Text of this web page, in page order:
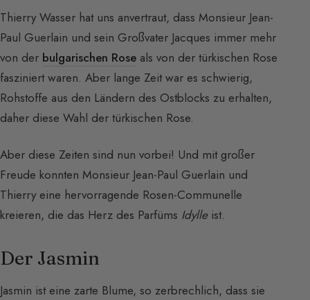
Thierry Wasser hat uns anvertraut, dass Monsieur Jean-
Paul Guerlain und sein Großvater Jacques immer mehr
von der bulgarischen Rose als von der türkischen Rose
fasziniert waren. Aber lange Zeit war es schwierig,
Rohstoffe aus den Ländern des Ostblocks zu erhalten,
daher diese Wahl der türkischen Rose.
Aber diese Zeiten sind nun vorbei! Und mit großer
Freude konnten Monsieur Jean-Paul Guerlain und
Thierry eine hervorragende Rosen-Communelle
kreieren, die das Herz des Parfüms Idylleist.
Der Jasmin
Jasmin ist eine zarte Blume, so zerbrechlich, dass sie